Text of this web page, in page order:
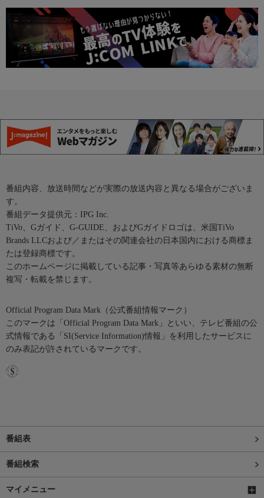
番組内容、放送時間などが実際の放送内容と異なる場合がございま
す。
番組データ提供元：IPG Inc.
TiVo、Gガイド、G-GUIDE、およびGガイドロゴは、米国TiVo
Brands LLCおよび／またはその関連会社の日本国内における商標ま
たは登録商標です。
このホームページに掲載している記事・写真等あらゆる素材の無断
複写・転載を禁じます。
Official Program Data Mark（公式番組情報マーク）
このマークは「Official Program Data Mark」といい、テレビ番組の公
式情報である「SI(Service Information)情報」を利用したサービスに
のみ表記が許されているマークです。
番組表
番組検索
マイメニュー